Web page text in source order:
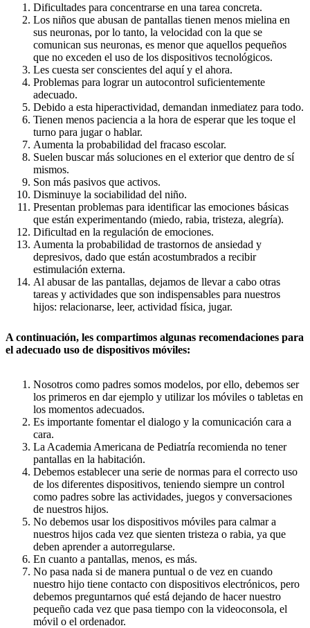
Dificultades para concentrarse en una tarea concreta.
Los niños que abusan de pantallas tienen menos mielina en
sus neuronas, por lo tanto, la velocidad con la que se
comunican sus neuronas, es menor que aquellos pequeños
que no exceden el uso de los dispositivos tecnológicos.
Les cuesta ser conscientes del aquí y el ahora.
Problemas para lograr un autocontrol suficientemente
adecuado.
Debido a esta hiperactividad, demandan inmediatez para todo.
Tienen menos paciencia a la hora de esperar que les toque el
turno para jugar o hablar.
Aumenta la probabilidad del fracaso escolar.
Suelen buscar más soluciones en el exterior que dentro de sí
mismos.
Son más pasivos que activos.
Disminuye la sociabilidad del niño.
Presentan problemas para identificar las emociones básicas
que están experimentando (miedo, rabia, tristeza, alegría).
Dificultad en la regulación de emociones.
Aumenta la probabilidad de trastornos de ansiedad y
depresivos, dado que están acostumbrados a recibir
estimulación externa.
Al abusar de las pantallas, dejamos de llevar a cabo otras
tareas y actividades que son indispensables para nuestros
hijos: relacionarse, leer, actividad física, jugar.
A continuación, les compartimos algunas recomendaciones para
el adecuado uso de dispositivos móviles:
Nosotros como padres somos modelos, por ello, debemos ser
los primeros en dar ejemplo y utilizar los móviles o tabletas en
los momentos adecuados.
Es importante fomentar el dialogo y la comunicación cara a
cara.
La Academia Americana de Pediatría recomienda no tener
pantallas en la habitación.
Debemos establecer una serie de normas para el correcto uso
de los diferentes dispositivos, teniendo siempre un control
como padres sobre las actividades, juegos y conversaciones
de nuestros hijos.
No debemos usar los dispositivos móviles para calmar a
nuestros hijos cada vez que sienten tristeza o rabia, ya que
deben aprender a autorregularse.
En cuanto a pantallas, menos, es más.
No pasa nada si de manera puntual o de vez en cuando
nuestro hijo tiene contacto con dispositivos electrónicos, pero
debemos preguntarnos qué está dejando de hacer nuestro
pequeño cada vez que pasa tiempo con la videoconsola, el
móvil o el ordenador.